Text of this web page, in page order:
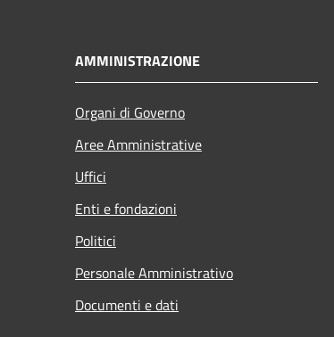
AMMINISTRAZIONE
Organi di Governo
Aree Amministrative
Uffici
Enti e fondazioni
Politici
Personale Amministrativo
Documenti e dati